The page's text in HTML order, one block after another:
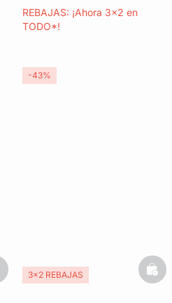
REBAJAS: ¡Ahora 3x2 en
TODO*!
3x2 REBAJAS
-43%